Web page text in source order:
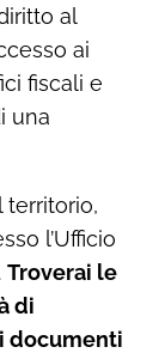
al
ai
fiscali e
una
territorio,
l’Ufficio
Troverai le
di
documenti